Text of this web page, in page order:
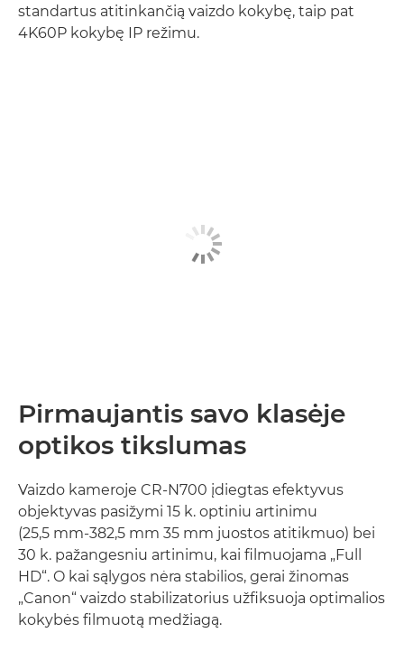
standartus atitinkančią vaizdo kokybę, taip pat
4K60P kokybę IP režimu.
Pirmaujantis savo klasėje
optikos tikslumas
Vaizdo kameroje CR-N700 įdiegtas efektyvus
objektyvas pasižymi 15 k. optiniu artinimu
(25,5 mm-382,5 mm 35 mm juostos atitikmuo) bei
30 k. pažangesniu artinimu, kai filmuojama „Full
HD“. O kai sąlygos nėra stabilios, gerai žinomas
„Canon“ vaizdo stabilizatorius užfiksuoja optimalios
kokybės filmuotą medžiagą.